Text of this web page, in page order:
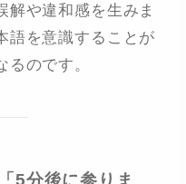
解や違和感を生みま
語を意識することが
のです。